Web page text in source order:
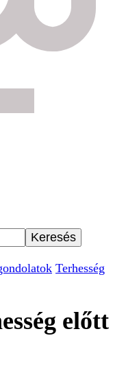
Terhesség
előtt